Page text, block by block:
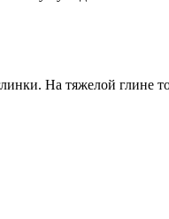
На тяжелой глине